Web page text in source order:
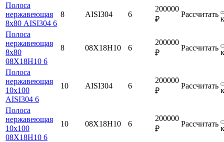
Полоса
нержавеющая
8х80 AISI304 6
8 AISI304 6
200000
₽
Рассчитать
Полоса
нержавеющая
8х80
08Х18Н10 6
8 08Х18Н10 6
200000
₽
Рассчитать
Полоса
нержавеющая
10х100
AISI304 6
10 AISI304 6
200000
₽
Рассчитать
Полоса
нержавеющая
10х100
08Х18Н10 6
10 08Х18Н10 6
200000
₽
Рассчитать